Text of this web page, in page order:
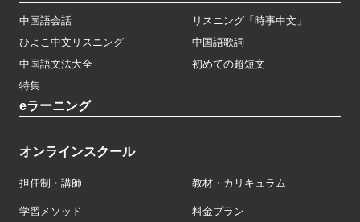
中国語会話
リスニング「時事中文」
ひよこ中文リスニング
中国語歌詞
中国語文法大全
初めての超短文
特集
eラーニング
オンラインスクール
担任制・講師 教材・カリキュラム
学習メソッド 料金プラン